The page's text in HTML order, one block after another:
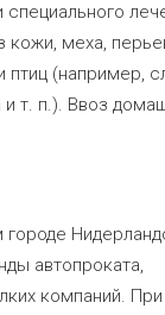
кожи, меха,
птиц (например,
и т. п.). Ввоз
автопроката,
компаний.